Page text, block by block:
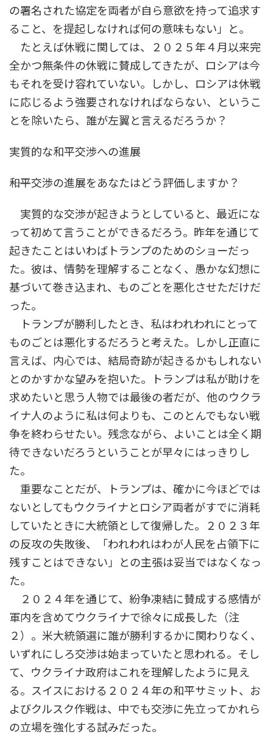
の署名された協定を両者が自ら意欲を持って追求す
ること、を提起しなければ何の意味もない」と。
たとえば休戦に関しては、２０２５年４月以来完
全かつ無条件の休戦に賛成してきたが、ロシアは今
もそれを受け容れていない。しかし、ロシアは休戦
に応じるよう強要されなければならない、というこ
とを除いたら、誰が左翼と言えるだろうか？
実質的な和平交渉への進展
――和平交渉の進展をあなたはどう評価しますか？
実質的な交渉が起きようとしていると、最近にな
って初めて言うことができるだろう。昨年を通じて
起きたことはいわばトランプのためのショーだっ
た。彼は、情勢を理解することなく、愚かな幻想に
基づいて巻き込まれ、ものごとを悪化させただけだ
った。
トランプが勝利したとき、私はわれわれにとって
ものごとは悪化するだろうと考えた。しかし正直に
言えば、内心では、結局奇跡が起きるかもしれない
とのかすかな望みを抱いた。トランプは私が助けを
求めたいと思う人物では最後の者だが、他のウクラ
イナ人のように私は何よりも、このとんでもない戦
争を終わらせたい。残念ながら、よいことは全く期
待できないだろうということが早々にはっきりし
た。
重要なことだが、トランプは、確かに今ほどでは
ないとしてもウクライナとロシア両者がすでに消耗
していたときに大統領として復帰した。２０２３年
の反攻の失敗後、「われわれはわが人民を占領下に
残すことはできない」との主張は妥当ではなくなっ
た。
２０２４年を通じて、紛争凍結に賛成する感情が
軍内を含めてウクライナで徐々に成長した（注
２）。米大統領選に誰が勝利するかに関わりなく、
いずれにしろ交渉は始まっていたと思われる。そし
て、ウクライナ政府はこれを理解したように見え
る。スイスにおける２０２４年の和平サミット、お
よびクルスク作戦は、中でも交渉に先立ってかれら
の立場を強化する試みだった。